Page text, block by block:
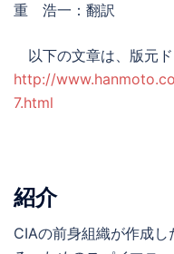
重 浩一：翻訳
以下の文章は、版元ド
http://
7.html
紹介
CIAの前身組織が作成